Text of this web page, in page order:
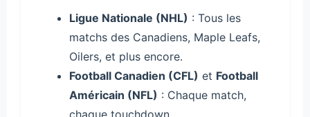
Ligue Nationale (NHL) : Tous les
matchs des Canadiens, Maple Leafs,
Oilers, et plus encore.
Football Canadien (CFL) et Football
Américain (NFL) : Chaque match,